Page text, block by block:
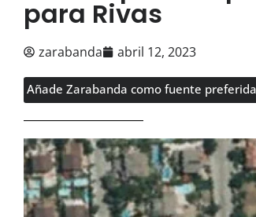
para Rivas
zarabanda abril 12, 2023
Añade Zarabanda como fuente preferida